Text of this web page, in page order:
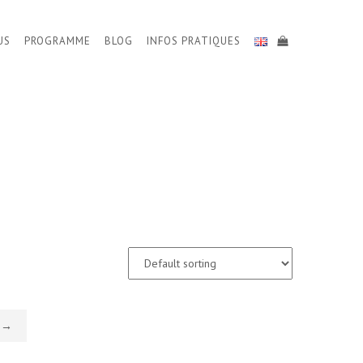
PROGRAMME BLOG INFOS PRATIQUES
→